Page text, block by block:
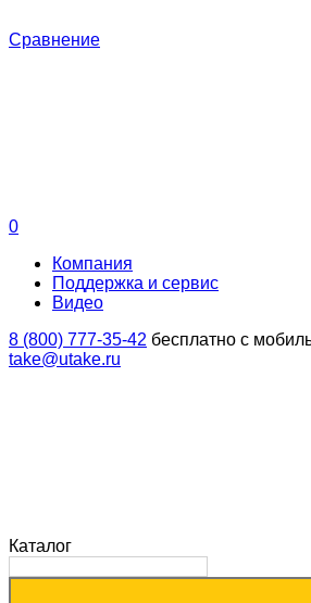
Сравнение
0
Компания
Поддержка и сервис
Видео
8 (800) 777-35-42 бесплатно с
take@utake.ru
Каталог